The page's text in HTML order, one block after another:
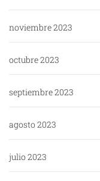
noviembre 2023
octubre 2023
septiembre 2023
agosto 2023
julio 2023